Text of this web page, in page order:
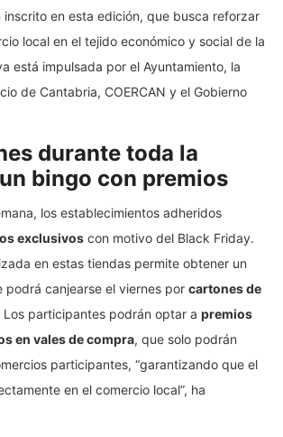
inscrito en esta edición, que busca reforzar
local en el tejido económico y social de la
está impulsada por el Ayuntamiento, la
de Cantabria, COERCAN y el Gobierno
durante toda la
bingo con premios
los establecimientos adheridos
exclusivos con motivo del Black Friday.
en estas tiendas permite obtener un
podrá canjearse el viernes por cartones de
Los participantes podrán optar a premios
en vales de compra, que solo podrán
participantes, “garantizando que el
en el comercio local”, ha